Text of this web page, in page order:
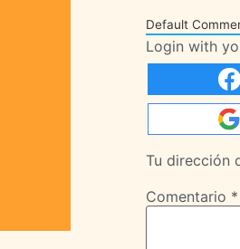
Default
Login with
Tu dirección
Comentario *